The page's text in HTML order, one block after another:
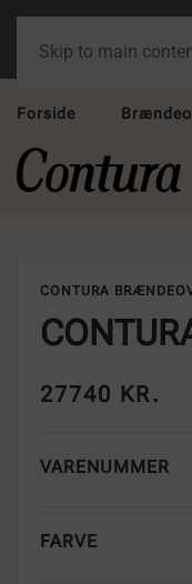
Skip to main
Forside
CONTURA
27740 KR.
VARENUMMER
FARVE